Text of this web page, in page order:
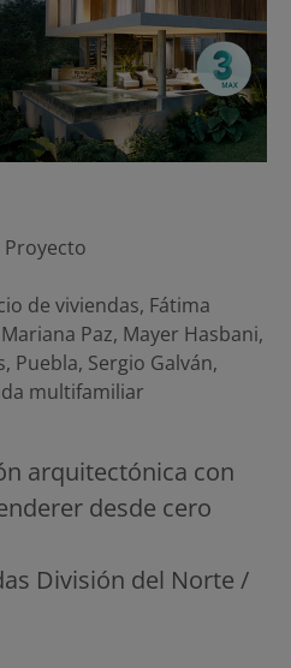
Proyecto
de viviendas, Fátima
Mariana Paz, Mayer Hasbani,
, Puebla, Sergio Galván,
multifamiliar
arquitectónica con
desde cero
División del Norte /